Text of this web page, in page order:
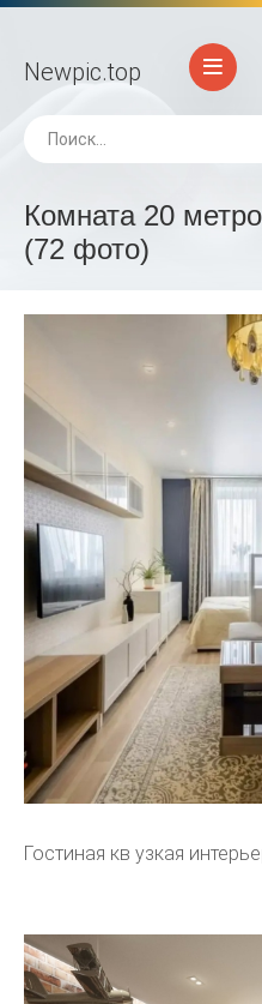
Newpic.top
Комната 20
(72 фото)
Гостиная кв узкая